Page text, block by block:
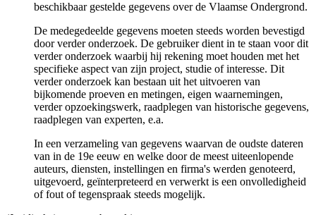
beschikbaar gestelde gegevens over de Vlaamse Ondergrond.
De medegedeelde gegevens moeten steeds worden bevestigd
door verder onderzoek. De gebruiker dient in te staan voor dit
verder onderzoek waarbij hij rekening moet houden met het
specifieke aspect van zijn project, studie of interesse. Dit
verder onderzoek kan bestaan uit het uitvoeren van
bijkomende proeven en metingen, eigen waarnemingen,
verder opzoekingswerk, raadplegen van historische gegevens,
raadplegen van experten, e.a.
In een verzameling van gegevens waarvan de oudste dateren
van in de 19e eeuw en welke door de meest uiteenlopende
auteurs, diensten, instellingen en firma's werden genoteerd,
uitgevoerd, geïnterpreteerd en verwerkt is een onvolledigheid
of fout of tegenspraak steeds mogelijk.